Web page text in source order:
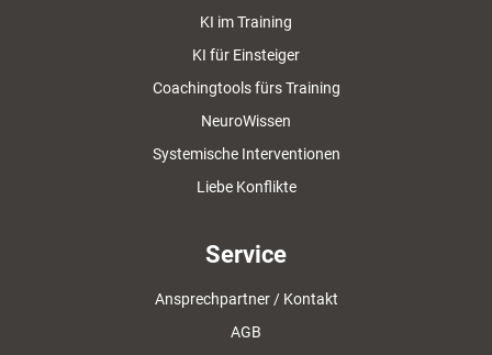
KI im Training
KI für Einsteiger
Coachingtools fürs Training
NeuroWissen
Systemische Interventionen
Liebe Konflikte
Service
Ansprechpartner / Kontakt
AGB